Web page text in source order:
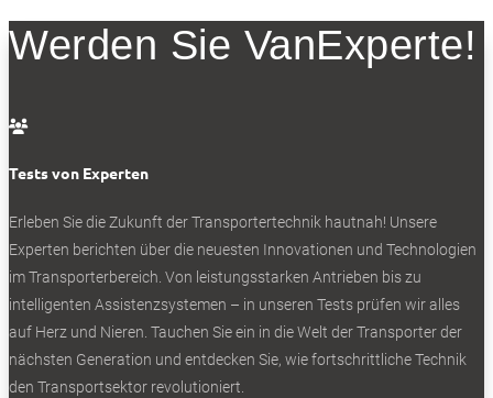
Werden Sie VanExperte!

Tests von Experten
Erleben Sie die Zukunft der Transportertechnik hautnah! Unsere
Experten berichten über die neuesten Innovationen und Technologien
im Transporterbereich. Von leistungsstarken Antrieben bis zu
intelligenten Assistenzsystemen – in unseren Tests prüfen wir alles
auf Herz und Nieren. Tauchen Sie ein in die Welt der Transporter der
nächsten Generation und entdecken Sie, wie fortschrittliche Technik
den Transportsektor revolutioniert.